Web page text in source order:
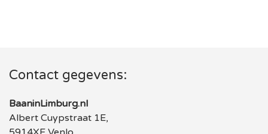
Contact gegevens:
BaaninLimburg.nl
Albert Cuypstraat 1E,